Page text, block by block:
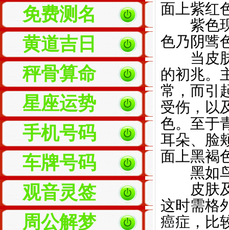
免费测名
黄道吉日
秤骨算命
星座运势
手机号码
车牌号码
观音灵签
周公解梦
面上紫
紫色现
色乃阴
当皮肤
的初兆。
常，而引
受伤，以
色。至于
耳朵、脸
面上黑
黑如鸟
皮肤及
这时需格
癌症，比